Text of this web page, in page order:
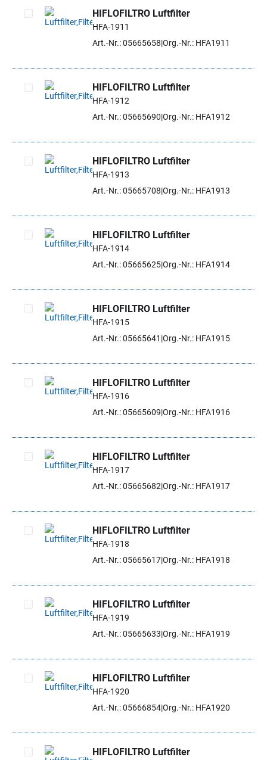
Artikel auswählen
HIFLOFILTRO Luftfilter
HFA-1911
Art.-Nr.: 05665658 Org.-Nr.: HFA1911
Artikel auswählen
HIFLOFILTRO Luftfilter
HFA-1912
Art.-Nr.: 05665690 Org.-Nr.: HFA1912
Artikel auswählen
HIFLOFILTRO Luftfilter
HFA-1913
Art.-Nr.: 05665708 Org.-Nr.: HFA1913
Artikel auswählen
HIFLOFILTRO Luftfilter
HFA-1914
Art.-Nr.: 05665625Org.-Nr.: HFA1914
Artikel auswählen
HIFLOFILTRO Luftfilter
HFA-1915
Art.-Nr.: 05665641 Org.-Nr.: HFA1915
Artikel auswählen
HIFLOFILTRO Luftfilter
HFA-1916
Art.-Nr.: 05665609 Org.-Nr.: HFA1916
Artikel auswählen
HIFLOFILTRO Luftfilter
HFA-1917
Art.-Nr.: 05665682 Org.-Nr.: HFA1917
Artikel auswählen
HIFLOFILTRO Luftfilter
HFA-1918
Art.-Nr.: 05665617Org.-Nr.: HFA1918
Artikel auswählen
HIFLOFILTRO Luftfilter
HFA-1919
Art.-Nr.: 05665633 Org.-Nr.: HFA1919
Artikel auswählen
HIFLOFILTRO Luftfilter
HFA-1920
Art.-Nr.: 05666854Org.-Nr.: HFA1920
HIFLOFILTRO Luftfilter